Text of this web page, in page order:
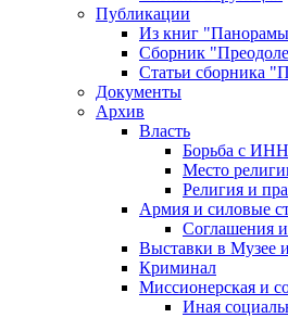
Публикации
Из книг
Сборник
Статьи сборника
Документы
Архив
Власть
Борьба с
Место
Религия и
Армия и силовые
Соглашения и
Выставки в Музее
Криминал
Миссионерская и
Иная